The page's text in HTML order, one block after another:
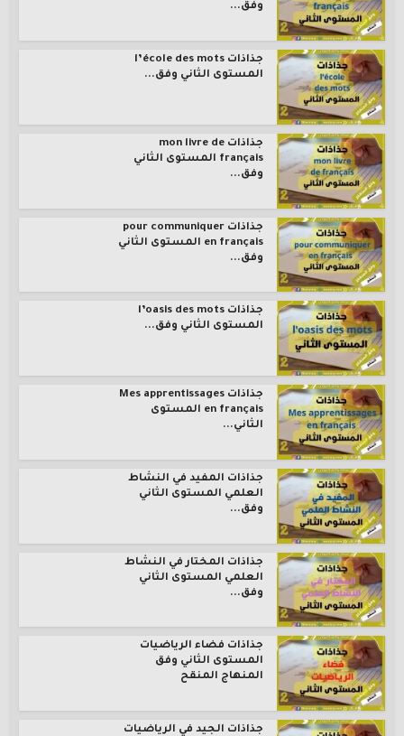
وفق...
جذاذات l’école des mots
المستوى الثاني وفق...
جذاذات mon livre de
français المستوى الثاني
وفق...
جذاذات pour communiquer
en français المستوى الثاني
وفق...
جذاذات l’oasis des mots
المستوى الثاني وفق...
جذاذات Mes apprentissages
en français المستوى
الثاني...
جذاذات المفيد في النشاط
العلمي المستوى الثاني
وفق...
جذاذات المختار في النشاط
العلمي المستوى الثاني
وفق...
جذاذات فضاء الرياضيات
المستوى الثاني وفق
المنهاج المنقح
جذاذات الجيد في الرياضيات